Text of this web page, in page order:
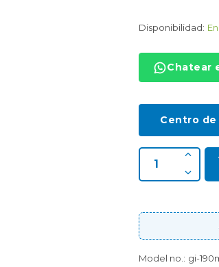
Disponibilidad:
Chatear
Centro
Model no.: gi-